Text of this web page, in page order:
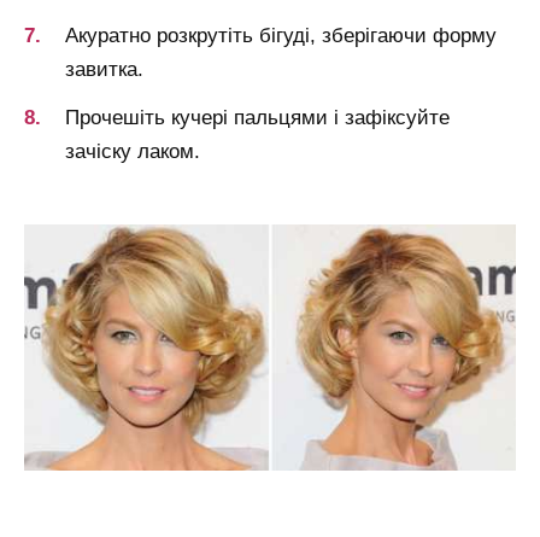
Акуратно розкрутіть бігуді, зберігаючи форму
завитка.
Прочешіть кучері пальцями і зафіксуйте
зачіску лаком.